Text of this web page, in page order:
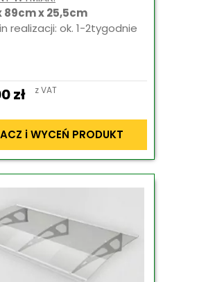
89cm x 25,5cm
realizacji: ok. 1-2tygodnie
zł z VAT
i WYCEŃ PRODUKT